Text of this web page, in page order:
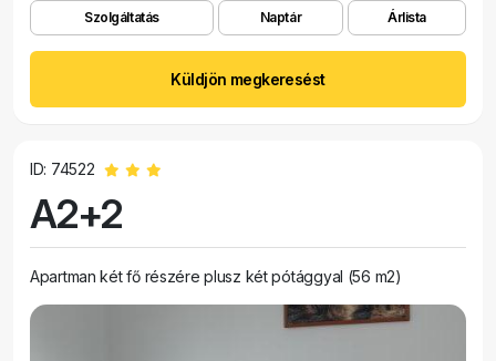
Szolgáltatás Naptár Árlista
Küldjön megkeresést
ID: 74522
A2+2
Apartman két fő részére plusz két pótággyal (56 m2)